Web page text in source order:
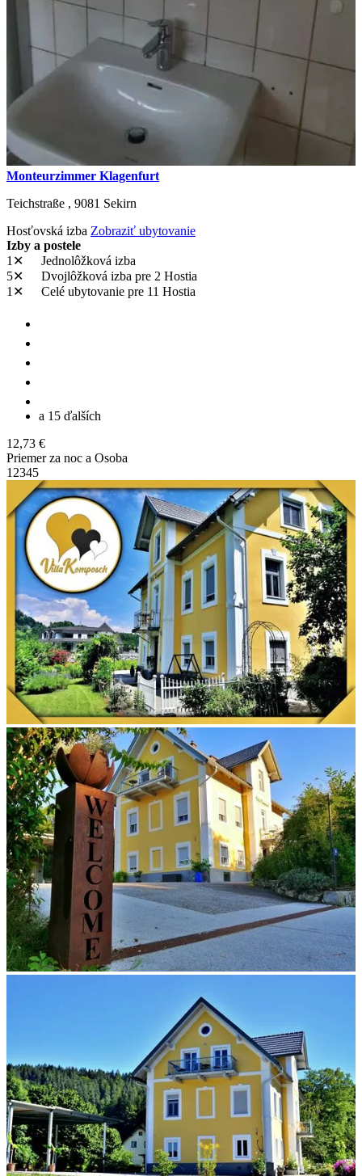
Monteurzimmer Klagenfurt
Teichstraße , 9081 Sekirn
Hosťovská izba Zobraziť ubytovanie
Izby a postele
1✕
Jednolôžková izba
5✕
Dvojlôžková izba pre 2 Hostia
1✕
Celé ubytovanie pre 11 Hostia
a 15 ďalších
12,73 €
Priemer za noc a Osoba
1 2345